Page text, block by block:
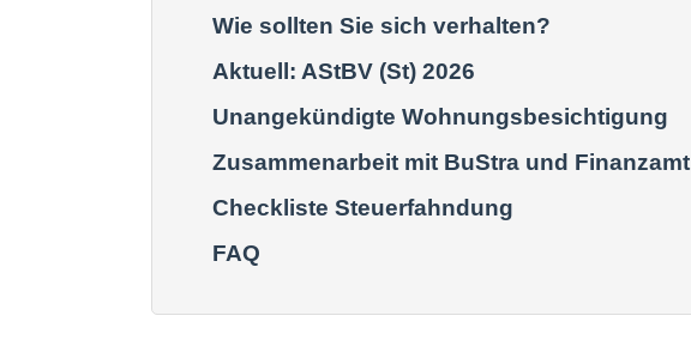
Wie sollten Sie sich verhalten?
Aktuell: AStBV (St) 2026
Unangekündigte Wohnungsbesichtigung
Zusammenarbeit mit BuStra und Finanzamt
Checkliste Steuerfahndung
FAQ